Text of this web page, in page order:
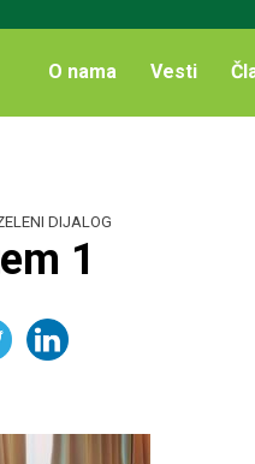
O nama Vesti
DIJALOG
1